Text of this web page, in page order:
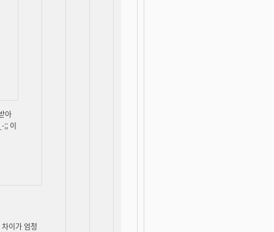
아
;; 이
이가 엄청